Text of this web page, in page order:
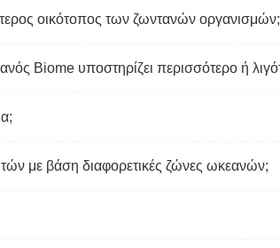
οικότοπος των ζωντανών οργανισμών;
με βάση διαφορετικές ζώνες ωκεανών;